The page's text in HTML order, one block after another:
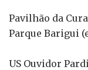
Pavilhão da Cura
Parque Barigui
US Ouvidor